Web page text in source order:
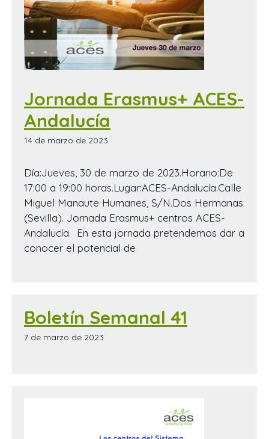
Jornada Erasmus+ ACES-
Andalucía
14 de marzo de 2023
Día:Jueves, 30 de marzo de 2023.Horario:De
17:00 a 19:00 horas.Lugar:ACES-Andalucía.Calle
Miguel Manaute Humanes, S/N.Dos Hermanas
(Sevilla). Jornada Erasmus+ centros ACES-
Andalucía. En esta jornada pretendemos dar a
conocer el potencial de
Boletín Semanal 41
7 de marzo de 2023